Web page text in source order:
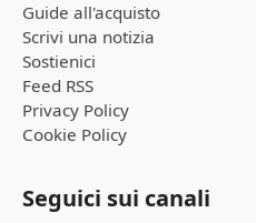
Guide all'acquisto
Scrivi una notizia
Sostienici
Feed RSS
Privacy Policy
Cookie Policy
Seguici sui canali